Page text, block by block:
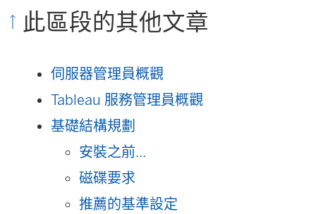
開
)
新
窗
開
此區段的其他文章
伺服器管理員概觀
Tableau 服務管理員概觀
基礎結構規劃
安裝之前...
磁碟要求
推薦的基準設定